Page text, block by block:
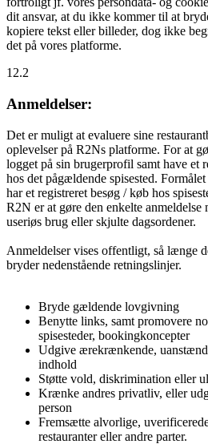
dit ansvar, at du ikke kommer til at
kopiere tekst eller billeder, dog ikke
det på vores platforme.
12.2
Anmeldelser:
Det er muligt at evaluere sine
oplevelser på R2Ns platforme. For at
logget på sin brugerprofil samt have et
hos det pågældende spisested.
har et registreret besøg / køb hos
R2N er at gøre den enkelte
useriøs brug eller skjulte dagsordener.
Anmeldelser vises offentligt, så længe
bryder nedenstående retningslinjer.
Bryde gældende lovgivning
Benytte links, samt promovere
spisesteder, bookingkoncepter
Udgive ærekrænkende,
indhold
Støtte vold, diskrimination eller
Krænke andres privatliv, eller
person
Fremsætte alvorlige,
restauranter eller andre parter.